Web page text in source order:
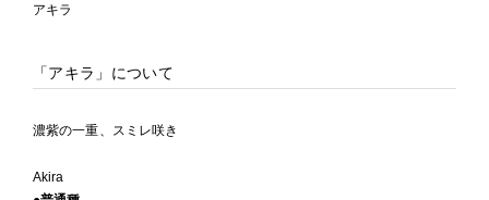
アキラ
「アキラ」について
濃紫の一重、スミレ咲き
Akira